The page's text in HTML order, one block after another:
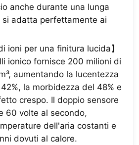
anche durante una lunga
si adatta perfettamente ai
ioni per una finitura lucida】
ionico fornisce 200 milioni di
aumentando la lucentezza
la morbidezza del 48% e
crespo. Il doppio sensore
60 volte al secondo,
dell'aria costanti e
dovuti al calore.